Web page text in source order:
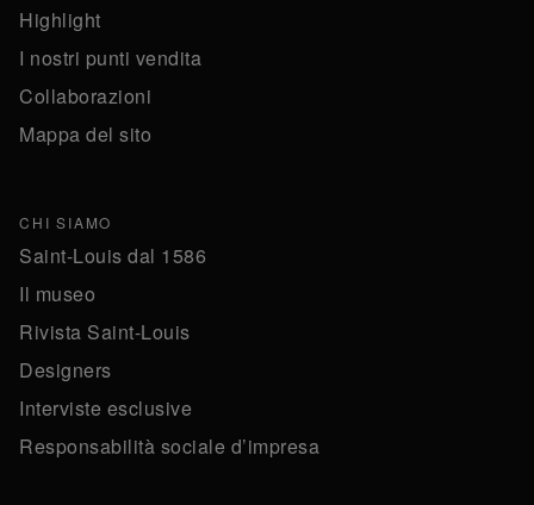
Highlight
I nostri punti vendita
Collaborazioni
Mappa del sito
CHI SIAMO
Saint-Louis dal 1586
Il museo
Rivista Saint-Louis
Designers
Interviste esclusive
Responsabilità sociale d’impresa